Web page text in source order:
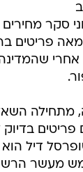
סקר
העיר ב-0.95